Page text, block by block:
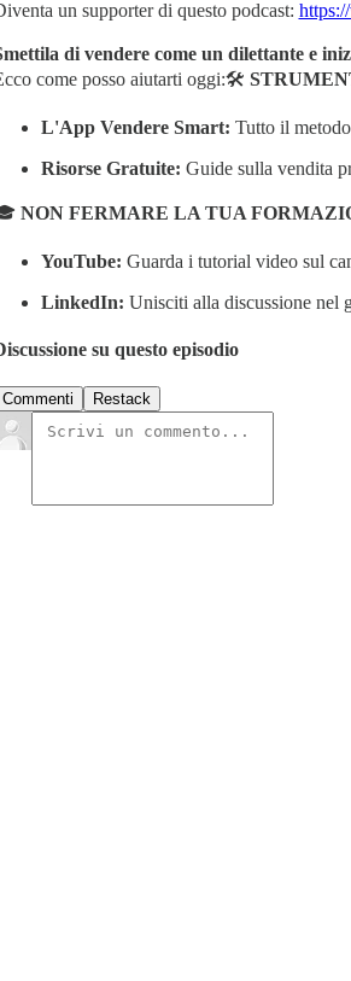
un supporter di questo podcast:
di vendere come un dilettante e
come posso aiutarti oggi:🛠️
L'App Vendere Smart: Tutto il
Risorse Gratuite: Guide sulla vendita
NON FERMARE LA TUA
YouTube: Guarda i tutorial video sul
LinkedIn: Unisciti alla discussione nel
su questo episodio
Commenti Restack